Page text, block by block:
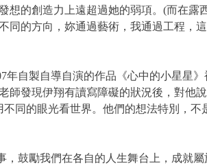
想的創造力上遠超過她的弱項。(而在
同的方向，妳通過藝術，我通過工程
自製自導自演的作品《心中的小星星
發現伊翔有讀寫障礙的狀況後，對他說
同的眼光看世界。他們的想法特別，
鼓勵我們在各自的人生舞台上，成就屬